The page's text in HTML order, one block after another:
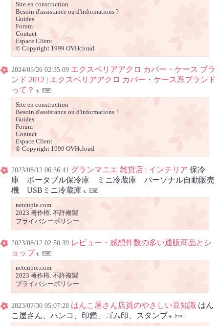
Site en construction
Besoin d'assistance ou d'informations ?
Guides
Forum
Contact
Espace Client
© Copyright 1999 OVHcloud
2024/05/26 02:35:09 エクスペリアアクロ カバー・ケース ブラ
ンド 2012 | エクスペリアアクロ カバー・ケース系ブランド
って？
Site en construction
Besoin d'assistance ou d'informations ?
Guides
Forum
Contact
Espace Client
© Copyright 1999 OVHcloud
2023/08/12 06:36:41 グランマニエ 雑貨店 | インテリア 保冷
庫 ポータブル保冷庫 ミニ冷蔵庫 パーソナル自動販売
機 USBミニ冷蔵庫
netcupie.com
2023 著作権. 不許複製
プライバシーポリシー
2023/08/12 02:50:39 レビュー・感想件数の多い通販商品とシ
ョップ
netcupie.com
2023 著作権. 不許複製
プライバシーポリシー
2023/07/30 05:07:28 はんこ屋さん店員のやさしい豆知識 はん
こ屋さん、ハンコ、印鑑、ゴム印、スタンプ